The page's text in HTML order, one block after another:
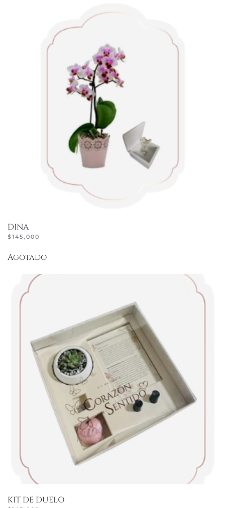
DINA
$145,000
Agotado
KIT DE DUELO